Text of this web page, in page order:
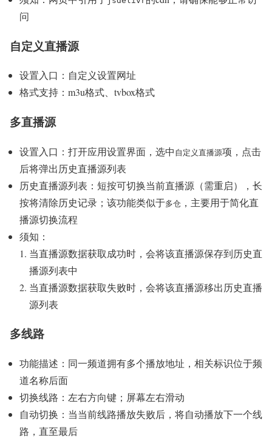
问
自定义直播源
设置入口：自定义设置网址
格式支持：m3u格式、tvbox格式
多直播源
设置入口：打开应用设置界面，选中 自定义直播源项，点击
后将弹出历史直播源列表
历史直播源列表：短按可切换当前直播源（需重启），长
按将清除历史记录；该功能类似于多仓 ，主要用于简化直
播源切换流程
须知：
当直播源数据获取成功时，会将该直播源保存到历史直
播源列表中
当直播源数据获取失败时，会将该直播源移出历史直播
源列表
多线路
功能描述：同一频道拥有多个播放地址，相关标识位于频
道名称后面
切换线路：左右方向键；屏幕左右滑动
自动切换：当当前线路播放失败后，将自动播放下一个线
路，直至最后